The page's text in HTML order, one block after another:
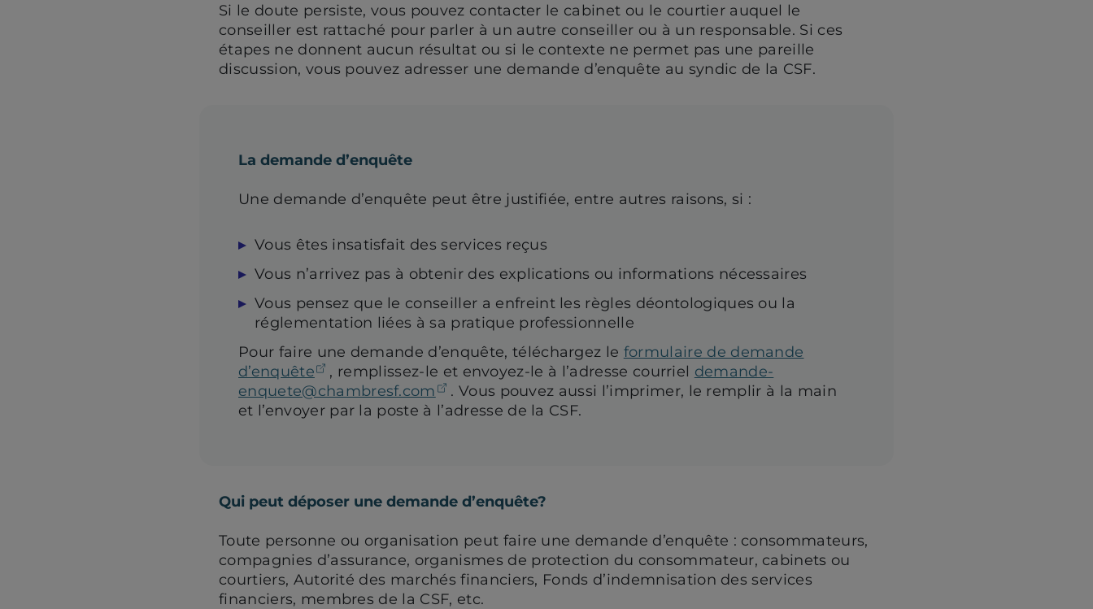
Si le doute persiste, vous pouvez contacter le cabinet ou le courtier auquel le
conseiller est rattaché pour parler à un autre conseiller ou à un responsable. Si ces
étapes ne donnent aucun résultat ou si le contexte ne permet pas une pareille
discussion, vous pouvez adresser une demande d’enquête au syndic de la CSF.
La demande d’enquête
Une demande d’enquête peut être justifiée, entre autres raisons, si :
Vous êtes insatisfait des services reçus
Vous n’arrivez pas à obtenir des explications ou informations nécessaires
Vous pensez que le conseiller a enfreint les règles déontologiques ou la
réglementation liées à sa pratique professionnelle
Pour faire une demande d’enquête, téléchargez le formulaire de demande
d’enquête
(ouvre dans un nouvel onglet)
, remplissez-le et envoyez-le à l’adresse courriel demande-
enquete@chambresf.com
(ouvre votre client de messagerie)
. Vous pouvez aussi l’imprimer, le remplir à la main
et l’envoyer par la poste à l’adresse de la CSF.
Qui peut déposer une demande d’enquête?
Toute personne ou organisation peut faire une demande d’enquête : consommateurs,
compagnies d’assurance, organismes de protection du consommateur, cabinets ou
courtiers, Autorité des marchés financiers, Fonds d’indemnisation des services
financiers, membres de la CSF, etc.